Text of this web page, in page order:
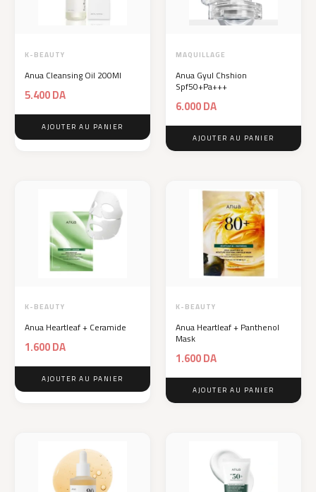
K-BEAUTY
Anua Cleansing Oil 200Ml
5.400DA
AJOUTER AU PANIER
MAQUILLAGE
Anua Gyul Chshion
Spf50+Pa+++
6.000DA
AJOUTER AU PANIER
K-BEAUTY
Anua Heartleaf + Ceramide
1.600DA
AJOUTER AU PANIER
K-BEAUTY
Anua Heartleaf + Panthenol
Mask
1.600DA
AJOUTER AU PANIER